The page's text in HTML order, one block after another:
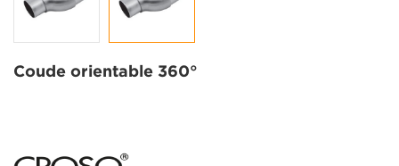
Coude orientable 360°